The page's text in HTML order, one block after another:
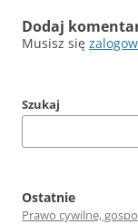
Dodaj
Musisz się
Szukaj
Ostatnie
Prawo cywilne,